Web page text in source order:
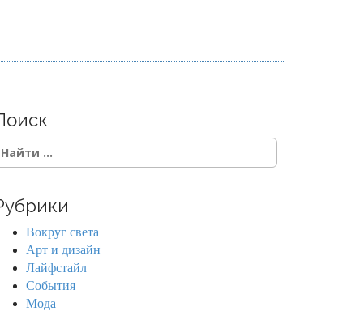
Вокруг света
Арт и дизайн
Лайфстайл
События
Мода